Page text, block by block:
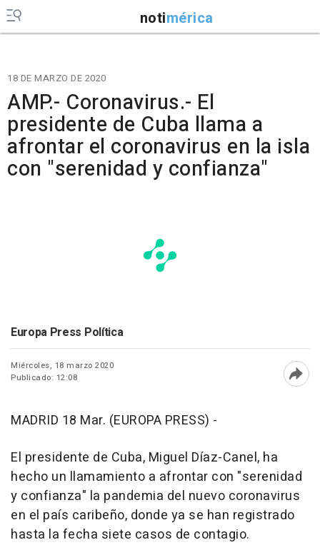
notimérica
18 DE MARZO DE 2020
AMP.- Coronavirus.- El
presidente de Cuba llama a
afrontar el coronavirus en la isla
con "serenidad y confianza"
Europa Press Política
Miércoles, 18 marzo 2020
Publicado: 12:08
MADRID 18 Mar. (EUROPA PRESS) -
El presidente de Cuba, Miguel Díaz-Canel, ha
hecho un llamamiento a afrontar con "serenidad
y confianza" la pandemia del nuevo coronavirus
en el país caribeño, donde ya se han registrado
hasta la fecha siete casos de contagio.